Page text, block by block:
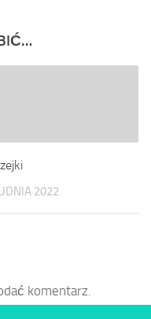
2022
komentarz.